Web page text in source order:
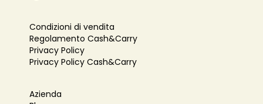
Condizioni di vendita
Regolamento Cash&Carry
Privacy Policy
Privacy Policy Cash&Carry
Azienda